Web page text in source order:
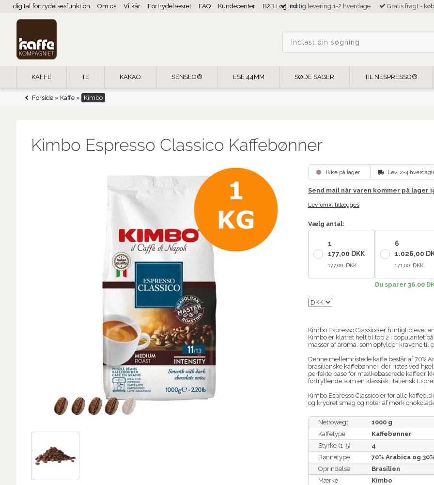
digital fortrydelsesfunktion Om os Vilkår Fortrydelsesret FAQ Kundecenter B2B Log IndHurtig levering 1-2 hverdage Gratis fragt -
KAFFE TE KAKAO SENSEO® ESE 44MM SØDE SAGER TIL NESPRESSO®
Forside» Kaffe» Kimbo
Kimbo Espresso Classico Kaffebønner
Ikke på lager Lev. 2-4
Send mail når varen kommer på lager
Lev. omk. tillægges
Vælg antal:
1
177,00 DKK
177,00 DKK
6
1.026,00
171,00 DKK
Du sparer 36,00
Kimbo Espresso Classico er hurtigt blevet
Kimbo er klatret helt til top 2 i popularitet
masser af aroma, som opfylder kravene til
Denne mellemristede kaffe består af 70%
brasilianske kaffebønner, der ristes ved
perfekte base for mælkebaserede
fortryllende som en klassisk, italiensk
Kimbo Espresso Classico er for alle
og krydret smag og noter af mørk
Nettovægt
1000 g
Kaffetype
Kaffebønner
Styrke (1-5)
4
Bønnetype
70% Arabica og
Oprindelse
Brasilien
Mærke
Kimbo